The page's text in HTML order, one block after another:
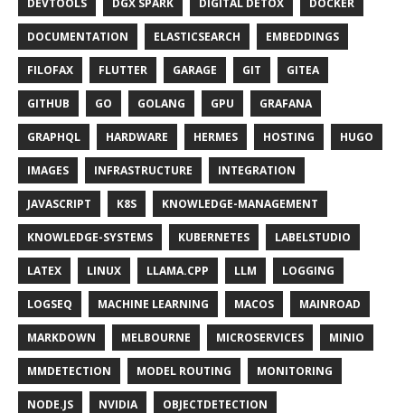
DOCUMENTATION ELASTICSEARCH EMBEDDINGS
FILOFAX FLUTTER GARAGE GIT GITEA
GITHUB GO GOLANG GPU GRAFANA
GRAPHQL HARDWARE HERMES HOSTING HUGO
IMAGES INFRASTRUCTURE INTEGRATION
JAVASCRIPT K8S KNOWLEDGE-MANAGEMENT
KNOWLEDGE-SYSTEMS KUBERNETES LABELSTUDIO
LATEX LINUX LLAMA.CPP LLM LOGGING
LOGSEQ MACHINE LEARNING MACOS MAINROAD
MARKDOWN MELBOURNE MICROSERVICES MINIO
MMDETECTION MODEL ROUTING MONITORING
NODE.JS NVIDIA OBJECTDETECTION